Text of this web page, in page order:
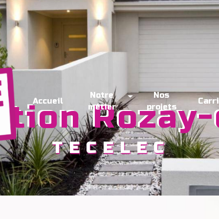
Accueil
Notre
métier
Nos
projets
TECELEC